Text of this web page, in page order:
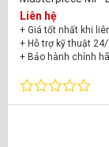
Liên hệ
+ Giá tốt nhất khi
+ Hỗ trợ kỹ thuật
+ Bảo hành chính